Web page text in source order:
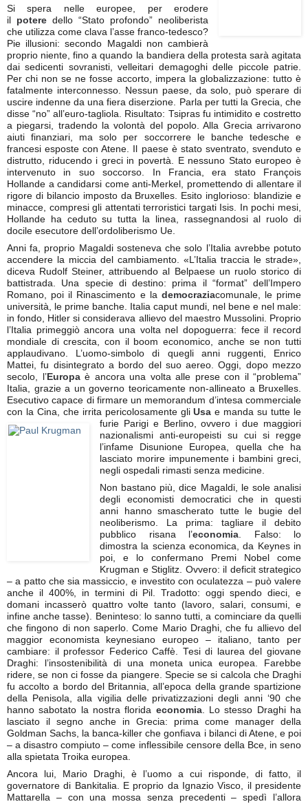
Si spera nelle europee, per erodere
il potere dello “Stato profondo” neoliberista
che utilizza come clava l’asse franco-tedesco?
Pie illusioni: secondo Magaldi non cambierà
proprio niente, fino a quando la bandiera della protesta sarà agitata
dai sedicenti sovranisti, velleitari demagoghi delle piccole patrie.
Per chi non se ne fosse accorto, impera la globalizzazione: tutto è
fatalmente interconnesso. Nessun paese, da solo, può sperare di
uscire indenne da una fiera diserzione. Parla per tutti la Grecia, che
disse “no” all’euro-tagliola. Risultato: Tsipras fu intimidito e costretto
a piegarsi, tradendo la volontà del popolo. Alla Grecia arrivarono
aiuti finanziari, ma solo per soccorrere le banche tedesche e
francesi esposte con Atene. Il paese è stato sventrato, svenduto e
distrutto, riducendo i greci in povertà. E nessuno Stato europeo è
intervenuto in suo soccorso. In Francia, era stato François
Hollande a candidarsi come anti-Merkel, promettendo di allentare il
rigore di bilancio imposto da Bruxelles. Esito inglorioso: blandizie e
minacce, compresi gli attentati terroristici targati Isis. In pochi mesi,
Hollande ha ceduto su tutta la linea, rassegnandosi al ruolo di
docile esecutore dell’ordoliberismo Ue.
Anni fa, proprio Magaldi sosteneva che solo l’Italia avrebbe potuto
accendere la miccia del cambiamento. «L’Italia traccia le strade»,
diceva Rudolf Steiner, attribuendo al Belpaese un ruolo storico di
battistrada. Una specie di destino: prima il “format” dell’Impero
Romano, poi il Rinascimento e la democraziacomunale, le prime
università, le prime banche. Italia caput mundi, nel bene e nel male:
in fondo, Hitler si considerava allievo del maestro Mussolini. Proprio
l’Italia primeggiò ancora una volta nel dopoguerra: fece il record
mondiale di crescita, con il boom economico, anche se non tutti
applaudivano. L’uomo-simbolo di quegli anni ruggenti, Enrico
Mattei, fu disintegrato a bordo del suo aereo. Oggi, dopo mezzo
secolo, l’Europaè ancora una volta alle prese con il “problema”
Italia, grazie a un governo teoricamente non-allineato a Bruxelles.
Esecutivo capace di firmare un memorandum d’intesa commerciale
con la Cina, che irrita pericolosamente gliUsa e manda su tutte le
furie Parigi e Berlino, ovvero i due maggiori
nazionalismi anti-europeisti su cui si regge
l’infame Disunione Europea, quella che ha
lasciato morire impunemente i bambini greci,
negli ospedali rimasti senza medicine.
Non bastano più, dice Magaldi, le sole analisi
degli economisti democratici che in questi
anni hanno smascherato tutte le bugie del
neoliberismo. La prima: tagliare il debito
pubblico risana l’economia . Falso: lo
dimostra la scienza economica, da Keynes in
poi, e lo confermano Premi Nobel come
Krugman e Stiglitz. Ovvero: il deficit strategico
– a patto che sia massiccio, e investito con oculatezza – può valere
anche il 400%, in termini di Pil. Tradotto: oggi spendo dieci, e
domani incasserò quattro volte tanto (lavoro, salari, consumi, e
infine anche tasse). Beninteso: lo sanno tutti, a cominciare da quelli
che fingono di non saperlo. Come Mario Draghi, che fu allievo del
maggior economista keynesiano europeo – italiano, tanto per
cambiare: il professor Federico Caffè. Tesi di laurea del giovane
Draghi: l’insostenibilità di una moneta unica europea. Farebbe
ridere, se non ci fosse da piangere. Specie se si calcola che Draghi
fu accolto a bordo del Britannia, all’epoca della grande spartizione
della Penisola, alla vigilia delle privatizzazioni degli anni ‘90 che
hanno sabotato la nostra florida economia. Lo stesso Draghi ha
lasciato il segno anche in Grecia: prima come manager della
Goldman Sachs, la banca-killer che gonfiava i bilanci di Atene, e poi
– a disastro compiuto – come inflessibile censore della Bce, in seno
alla spietata Troika europea.
Ancora lui, Mario Draghi, è l’uomo a cui risponde, di fatto, il
governatore di Bankitalia. E proprio da Ignazio Visco, il presidente
Mattarella – con una mossa senza precedenti – spedì l’allora